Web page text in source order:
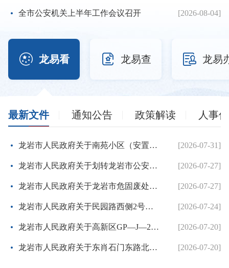
[2026-08-04]
全市公安机关上半年工作会议召开
 龙易看  龙易查  龙易
最新文件 通知公告 政策解读 人事
[2026-07-31]
龙岩市人民政府关于南苑小区（安置房）项目建设用地的批复
[2026-07-27]
龙岩市人民政府关于划转龙岩市公安局国有建设用地使用权的批复
[2026-07-27]
龙岩市人民政府关于龙岩市危固废处置中心二期项目协议出让方案的批复
[2026-07-24]
龙岩市人民政府关于民园路西侧2号地块等两个控制性详细规划的批复
[2026-07-20]
龙岩市人民政府关于高新区GP—J—26地块控制性详细规划的批复
[2026-07-20]
龙岩市人民政府关于东肖石门东路北侧等3个地块项目控制性详细规划调整方案的批复